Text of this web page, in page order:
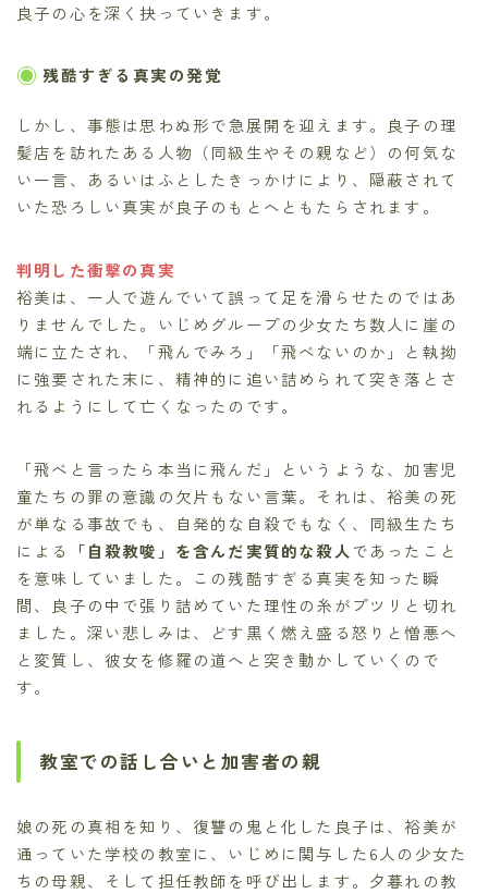
良子の心を深く抉っていきます。
残酷すぎる真実の発覚
しかし、事態は思わぬ形で急展開を迎えます。良子の理
髪店を訪れたある人物（同級生やその親など）の何気な
い一言、あるいはふとしたきっかけにより、隠蔽されて
いた恐ろしい真実が良子のもとへともたらされます。
判明した衝撃の真実
裕美は、一人で遊んでいて誤って足を滑らせたのではあ
りませんでした。いじめグループの少女たち数人に崖の
端に立たされ、「飛んでみろ」「飛べないのか」と執拗
に強要された末に、精神的に追い詰められて突き落とさ
れるようにして亡くなったのです。
「飛べと言ったら本当に飛んだ」というような、加害児
童たちの罪の意識の欠片もない言葉。それは、裕美の死
が単なる事故でも、自発的な自殺でもなく、同級生たち
による
「自殺教唆」を含んだ実質的な殺人であったこと
を意味していました。この残酷すぎる真実を知った瞬
間、良子の中で張り詰めていた理性の糸がプツリと切れ
ました。深い悲しみは、どす黒く燃え盛る怒りと憎悪へ
と変質し、彼女を修羅の道へと突き動かしていくので
す。
教室での話し合いと加害者の親
娘の死の真相を知り、復讐の鬼と化した良子は、裕美が
通っていた学校の教室に、いじめに関与した6人の少女た
ちの母親、そして担任教師を呼び出します。夕暮れの教